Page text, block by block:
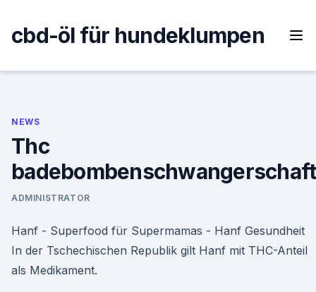
content
cbd-öl für hundeklumpen
NEWS
Thc
badebombenschwangerschaft
ADMINISTRATOR
Hanf - Superfood für Supermamas - Hanf Gesundheit
In der Tschechischen Republik gilt Hanf mit THC-Anteil
als Medikament.